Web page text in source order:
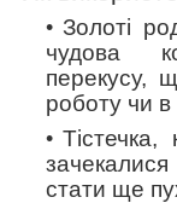
Золоті
чудова
перекусу,
роботу чи
стати ще